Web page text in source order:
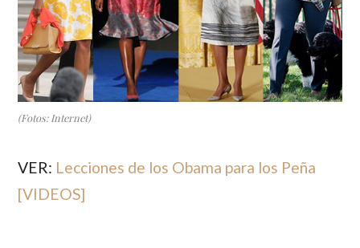
(Fotos: Internet)
VER: Lecciones de los Obama para los Peña
[VIDEOS]